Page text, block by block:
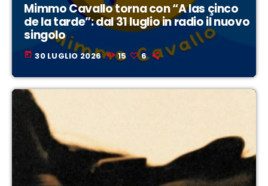
Mimmo Cavallo torna con “A las çinco
de la tarde”: dal 31 luglio in radio il nuovo
singolo
today 30 LUGLIO 2026 15 6